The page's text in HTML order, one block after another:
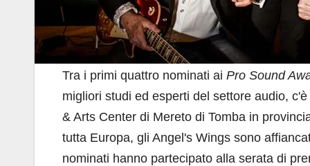
Tra i primi quattro nominati ai Pro Sound
migliori studi ed esperti del settore audio,
& Arts Center di Mereto di Tomba in
tutta Europa, gli Angel's Wings sono
nominati hanno partecipato alla serata di